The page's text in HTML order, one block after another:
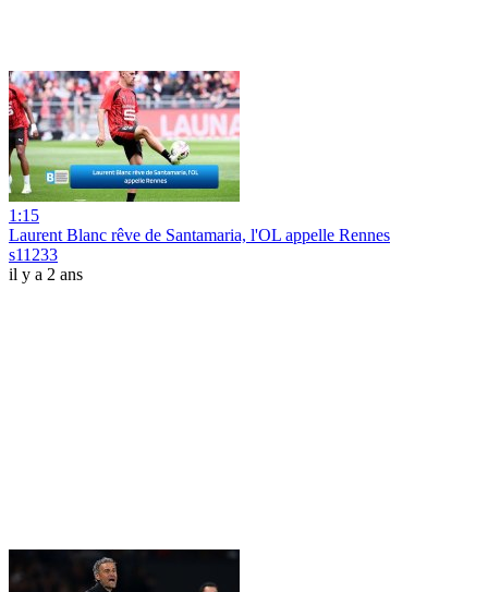
1:15
Laurent Blanc rêve de Santamaria, l'OL appelle Rennes
s11233
il y a 2 ans